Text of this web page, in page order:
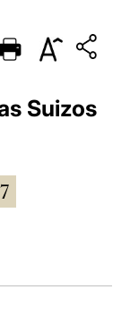
PORTUGUÊS
ESPAÑOL
Suizos